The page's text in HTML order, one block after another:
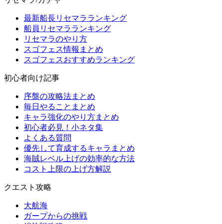
最新船長リセマラランキング
船員リセマラランキング
リセマラのやり方
スゴフェス情報まとめ
スゴフェスおすすめランキング
初心者向け記事
序盤の攻略法まとめ
毎日やることまとめ
キャラ強化のやり方まとめ
初心者必見！小ネタ集
よくある質問
優先して育成するキャラまとめ
海賊レベル上げの効率的な方法
コスト上限の上げ方解説
クエスト攻略
大航海
ガープからの挑戦